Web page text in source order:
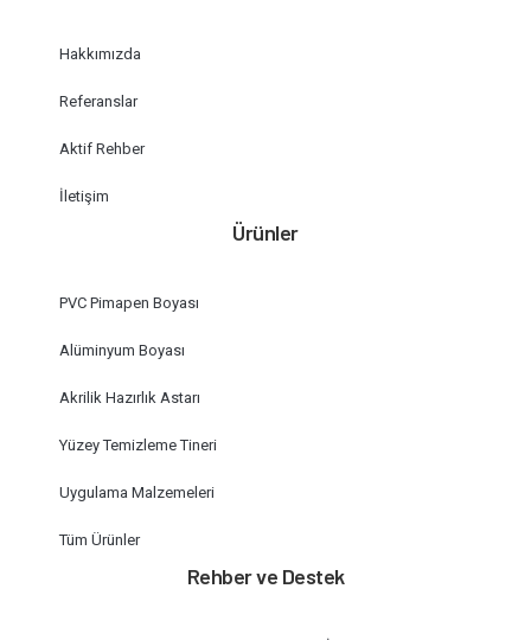
Hakkımızda
Referanslar
Aktif Rehber
İletişim
Ürünler
PVC Pimapen Boyası
Alüminyum Boyası
Akrilik Hazırlık Astarı
Yüzey Temizleme Tineri
Uygulama Malzemeleri
Tüm Ürünler
Rehber ve Destek